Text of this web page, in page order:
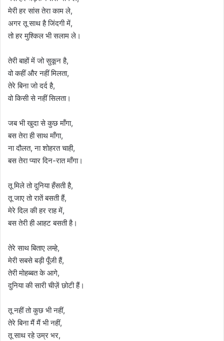
मेरी हर सांस तेरा काम ले,
अगर तू साथ है जिंदगी में,
तो हर मुश्किल भी सलाम ले।
तेरी बाहों में जो सुकून है,
वो कहीं और नहीं मिलता,
तेरे बिना जो दर्द है,
वो किसी से नहीं सिलता।
जब भी खुदा से कुछ माँगा,
बस तेरा ही साथ माँगा,
ना दौलत, ना शोहरत चाही,
बस तेरा प्यार दिन-रात माँगा।
तू मिले तो दुनिया हँसती है,
तू जाए तो रातें बसती हैं,
मेरे दिल की हर राह में,
बस तेरी ही आहट बसती है।
तेरे साथ बिताए लम्हे,
मेरी सबसे बड़ी पूँजी हैं,
तेरी मोहब्बत के आगे,
दुनिया की सारी चीज़ें छोटी हैं।
तू नहीं तो कुछ भी नहीं,
तेरे बिना मैं मैं भी नहीं,
तू साथ रहे उम्र भर,